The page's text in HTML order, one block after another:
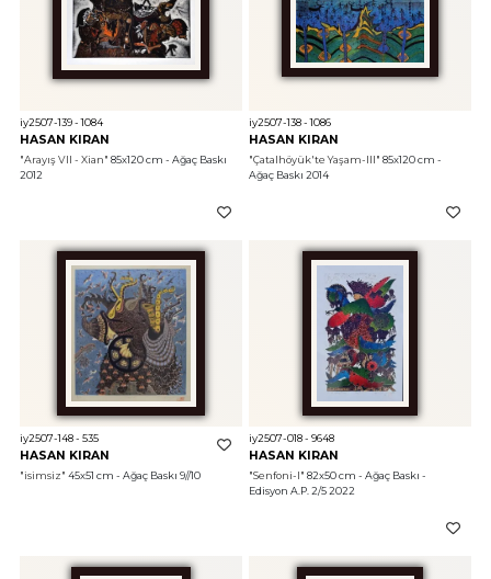
iy2507-139 - 1084
HASAN KIRAN
"Arayış VII - Xian" 85x120 cm - Ağaç Baskı
2012
iy2507-138 - 1086
HASAN KIRAN
"Çatalhöyük'te Yaşam-III" 85x120 cm -
Ağaç Baskı 2014
iy2507-148 - 535
HASAN KIRAN
"isimsiz"
iy2507-018 - 9648
HASAN KIRAN
"Senfoni-I" 82x50 cm - Ağaç Baskı -
Edisyon A.P. 2/5 2022